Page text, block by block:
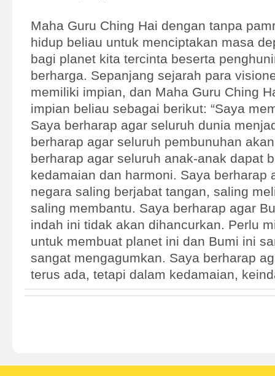
Maha Guru Ching Hai dengan tanpa
hidup beliau untuk menciptakan masa
bagi planet kita tercinta beserta
berharga. Sepanjang sejarah para
memiliki impian, dan Maha Guru Ching
impian beliau sebagai berikut: “Saya
Saya berharap agar seluruh dunia
berharap agar seluruh pembunuhan
berharap agar seluruh anak-anak dapat
kedamaian dan harmoni. Saya berharap
negara saling berjabat tangan, saling
saling membantu. Saya berharap agar
indah ini tidak akan dihancurkan. Perlu
untuk membuat planet ini dan Bumi ini
sangat mengagumkan. Saya berharap
terus ada, tetapi dalam kedamaian,